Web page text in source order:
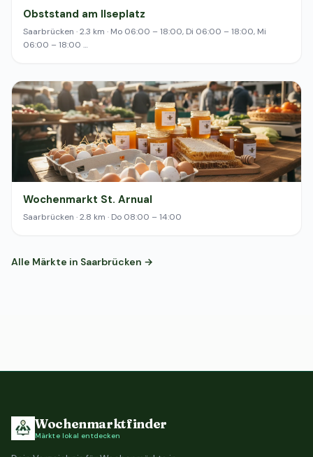
Obststand am Ilseplatz
Saarbrücken · 2.3 km · Mo 06:00 – 18:00, Di 06:00 – 18:00, Mi
06:00 – 18:00 …
Wochenmarkt St. Arnual
Saarbrücken · 2.8 km · Do 08:00 – 14:00
Alle Märkte in Saarbrücken →
Wochenmarktfinder
Märkte lokal entdecken